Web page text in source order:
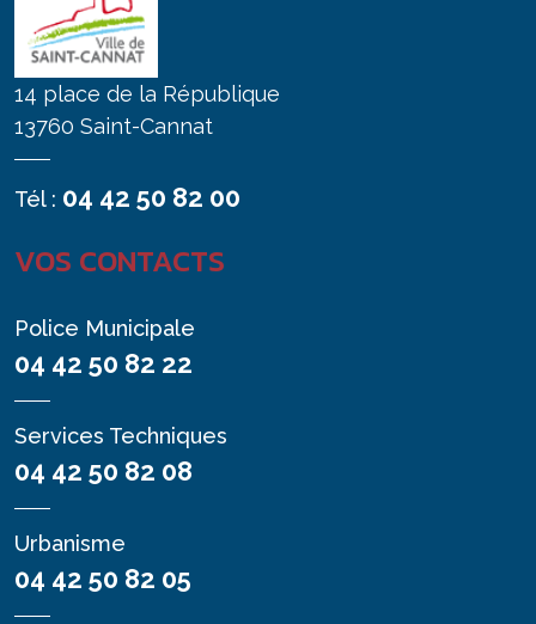
14 place de la République
13760 Saint-Cannat
Tél : 04 42 50 82 00
VOS CONTACTS
Police Municipale
04 42 50 82 22
Services Techniques
04 42 50 82 08
Urbanisme
04 42 50 82 05